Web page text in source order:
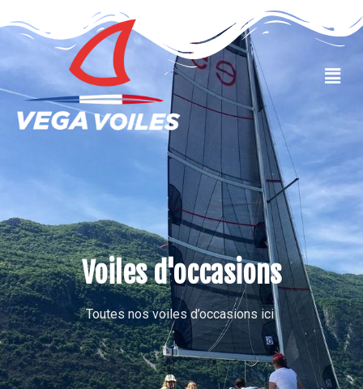
VOILES OCCASIONS
Voiles d'occasions
Toutes nos voiles d’occasions ici